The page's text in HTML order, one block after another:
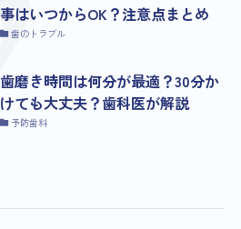
事はいつからOK？注意点まとめ
歯のトラブル
歯磨き時間は何分が最適？30分か
けても大丈夫？歯科医が解説
予防歯科